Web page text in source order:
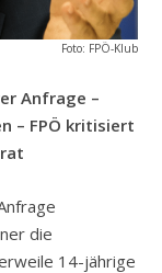
Foto: FPÖ-Klub
Anfrage –
– FPÖ kritisiert
die
14-jährige